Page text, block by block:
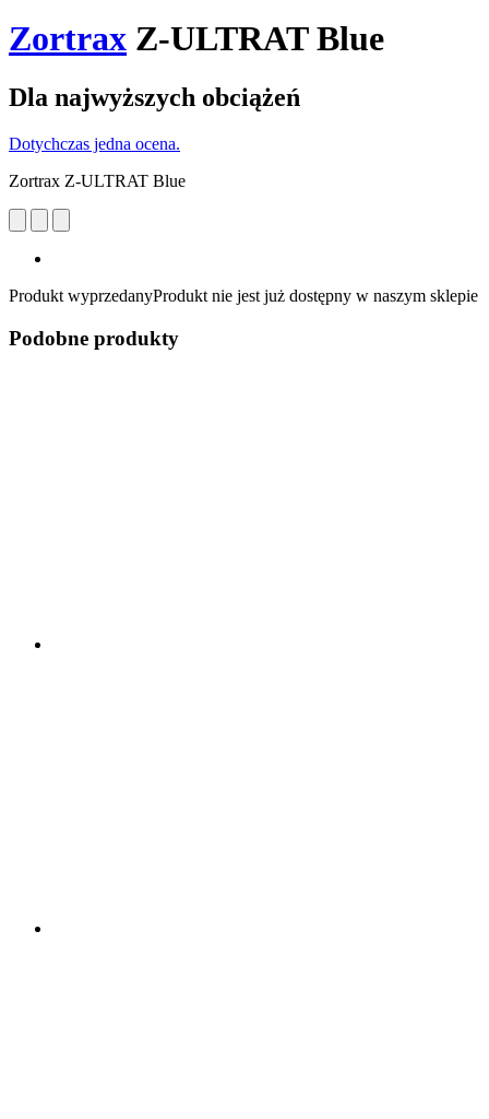
Zortrax Z-ULTRAT Blue
Dla najwyższych obciążeń
Dotychczas jedna ocena.
Zortrax Z-ULTRAT Blue
Produkt wyprzedanyProdukt nie jest już dostępny w naszym sklepie
Podobne produkty